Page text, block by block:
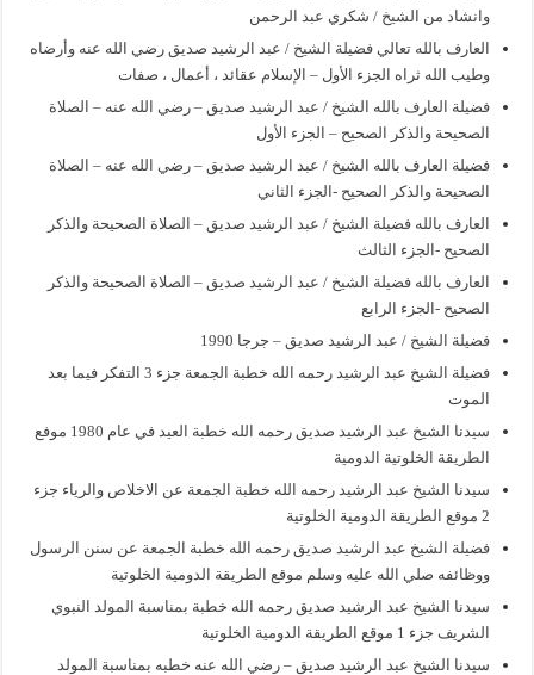
وانشاد من الشيخ / شكري عبد الرحمن
العارف بالله تعالي فضيلة الشيخ / عبد الرشيد صديق رضي الله عنه وأرضاه
وطيب الله ثراه الجزء الأول – الإسلام عقائد ، أعمال ، صفات
فضيلة العارف بالله الشيخ / عبد الرشيد صديق – رضي الله عنه – الصلاة
الصحيحة والذكر الصحيح – الجزء الأول
فضيلة العارف بالله الشيخ / عبد الرشيد صديق – رضي الله عنه – الصلاة
الصحيحة والذكر الصحيح -الجزء الثاني
العارف بالله فضيلة الشيخ / عبد الرشيد صديق – الصلاة الصحيحة والذكر
الصحيح -الجزء الثالث
العارف بالله فضيلة الشيخ / عبد الرشيد صديق – الصلاة الصحيحة والذكر
الصحيح -الجزء الرابع
فضيلة الشيخ / عبد الرشيد صديق – جرجا 1990
فضيلة الشيخ عبد الرشيد رحمه الله خطبة الجمعة جزء 3 التفكر فيما بعد
الموت
سيدنا الشيخ عبد الرشيد صديق رحمه الله خطبة العيد في عام 1980 موفع
الطريقة الخلوتية الدومية
سيدنا الشيخ عبد الرشيد رحمه الله خطبة الجمعة عن الاخلاص والرياء جزء
2 موقع الطريقة الدومية الخلوتية
فضيلة الشيخ عبد الرشيد صديق رحمه الله خطبة الجمعة عن سنن الرسول
ووظائفه صلي الله عليه وسلم موقع الطريقة الدومية الخلوتية
سيدنا الشيخ عبد الرشيد صديق رحمه الله خطبة بمناسبة المولد النبوي
الشريف جزء 1 موقع الطريقة الدومية الخلوتية
سيدنا الشيخ عبد الرشيد صديق – رضي الله عنه خطبه بمناسبة المولد